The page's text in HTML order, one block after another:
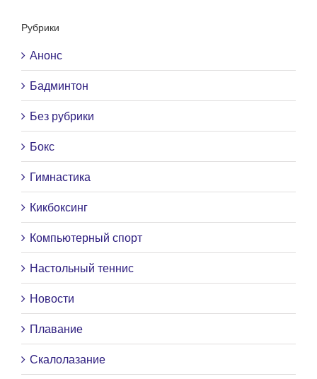
Рубрики
Анонс
Бадминтон
Без рубрики
Бокс
Гимнастика
Кикбоксинг
Компьютерный спорт
Настольный теннис
Новости
Плавание
Скалолазание